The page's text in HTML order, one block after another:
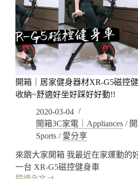
開箱｜居家健身器材XR-G5磁控
收納~舒適好坐好踩好好動!!
2020-03-04
開箱3C家電｜Appliances /
Sports / 愛分享
來跟大家開箱 我最近在家運動的
一台 XR-G5磁控健身車